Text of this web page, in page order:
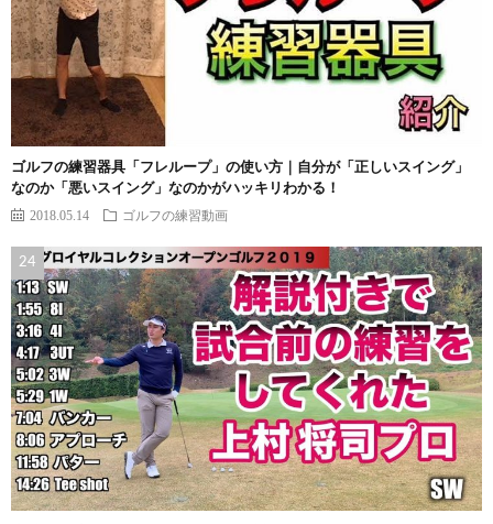
ゴルフの練習器具「フレループ」の使い方｜自分が「正しいスイング」
なのか「悪いスイング」なのかがハッキリわかる！
2018.05.14 ゴルフの練習動画